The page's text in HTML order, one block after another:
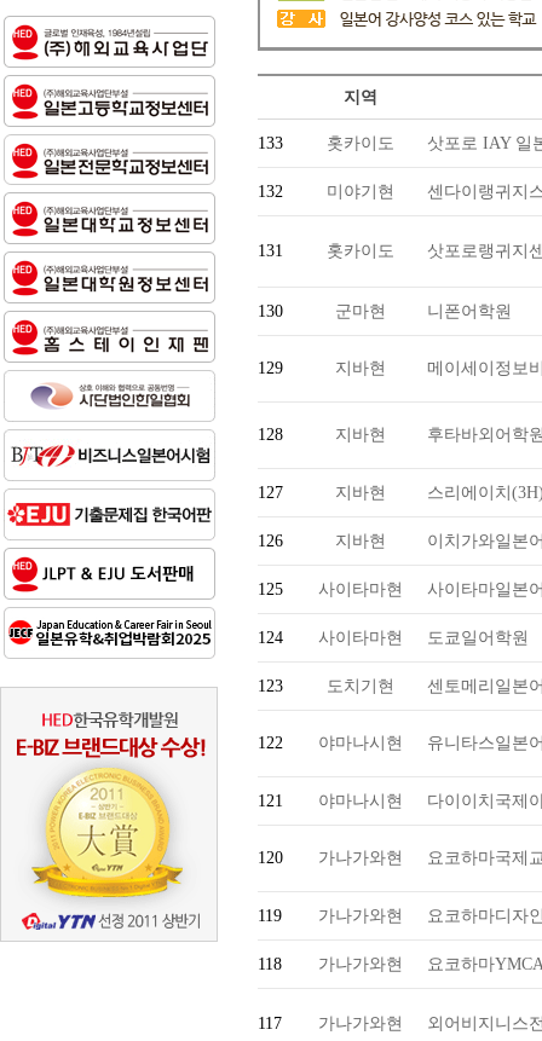
지역
133 홋카이도 삿포로 IAY 일
132 미야기현 센다이랭귀지
131 홋카이도 삿포로랭귀지
130 군마현 니폰어학원
129 지바현 메이세이정보
128 지바현 후타바외어학
127 지바현 스리에이치
126 지바현 이치가와일본
125 사이타마현 사이타마일본
124 사이타마현 도쿄일어학원
123 도치기현 센토메리일본
122 야마나시현 유니타스일본
121 야마나시현 다이이치국제
120 가나가와현 요코하마국제
119 가나가와현 요코하마디자
118 가나가와현 요코하마
117 가나가와현 외어비지니스